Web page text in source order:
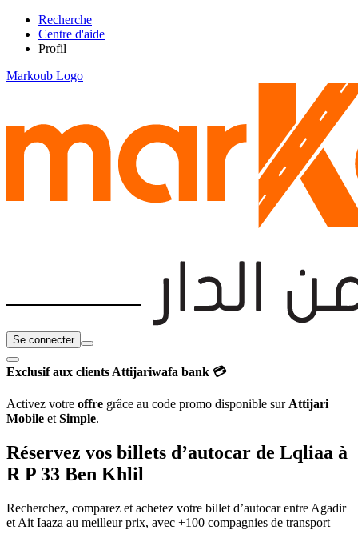
Recherche
Centre d'aide
Profil
Markoub Logo
Se connecter
Exclusif aux clients Attijariwafa bank 💳
Activez votre offre grâce au code promo disponible sur Attijari
Mobile et Simple.
Réservez vos billets d’autocar de Lqliaa à
R P 33 Ben Khlil
Recherchez, comparez et achetez votre billet d’autocar entre Agadir
et Ait Iaaza au meilleur prix, avec +100 compagnies de transport